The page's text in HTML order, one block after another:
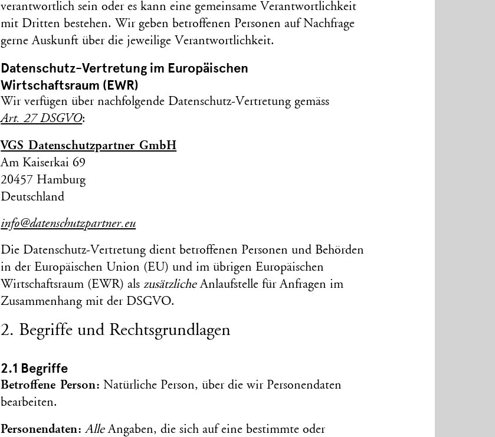
verantwortlich sein oder es kann eine gemeinsame Verant­wortlich­keit
mit Dritten bestehen. Wir geben betroffenen Personen auf Nach­frage
gerne Auskunft über die jeweilige Verant­wort­lich­keit.
Daten­schutz-Vertretung im Europäischen
Wirt­schafts­raum (EWR)
Wir verfügen über nachfolgende Daten­schutz-Vertretung gemäss
Art. 27 DSGVO:
VGS Datenschutz­partner GmbH
Am Kaiserkai 69
20457 Hamburg
Deutschland
info@datenschutzpartner.eu
Die Daten­schutz-Vertretung dient betroffenen Personen und Behörden
in der Europäischen Union (EU) und im übrigen Europäischen
Wirt­schaftsraum (EWR) alszusätzlicheAnlauf­stelle für Anfragen im
Zusammenhang mit der DSGVO.
2. Begriffe und Rechts­grundlagen
2.1 Begriffe
Betroffene Person: Natürliche Person, über die wir Personen­daten
bearbeiten.
Personen­daten: AlleAngaben, die sich auf eine bestimmte oder